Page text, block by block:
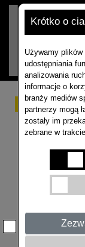
Krótko o
Używamy
udostępniania
analizowania
informacje o
branży mediów
partnerzy mogą
zostały im
zebrane w
L.)
–
i wydłużone.
Osobniki
osobniki
tułów i